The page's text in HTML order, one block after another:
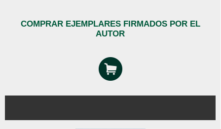
COMPRAR EJEMPLARES FIRMADOS POR EL
AUTOR